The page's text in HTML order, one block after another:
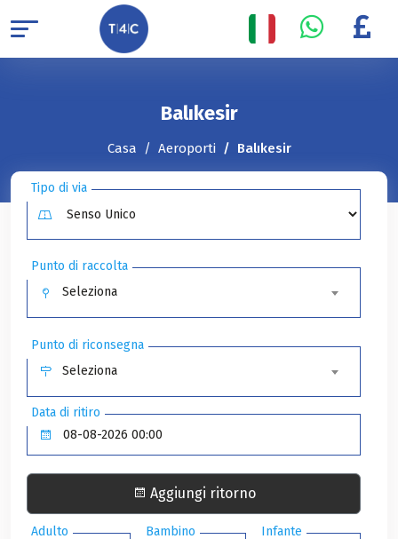
Balıkesir
Casa Aeroporti Balıkesir
Tipo di via
Punto di raccolta
Seleziona
Punto di riconsegna
Seleziona
Data di ritiro
Aggiungi ritorno
Adulto Bambino Infante